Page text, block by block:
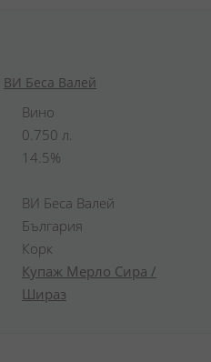
ВИ Беса Валей
Вино
0.750 л.
14.5%
ВИ Беса Валей
България
Корк
Купаж Мерло Сира /
Шираз